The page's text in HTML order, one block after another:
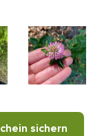
sichern